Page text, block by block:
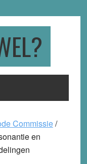
Commissie/
en